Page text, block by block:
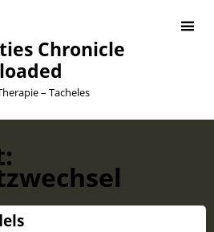
Chronicle
– Tacheles